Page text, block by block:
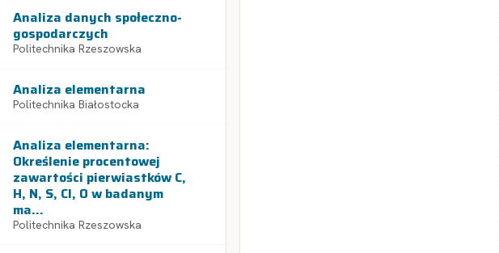
Analiza danych społeczno-
gospodarczych
Politechnika Rzeszowska
Analiza elementarna
Politechnika Białostocka
Analiza elementarna:
Określenie procentowej
zawartości pierwiastków C,
H, N, S, Cl, O w badanym
ma...
Politechnika Rzeszowska